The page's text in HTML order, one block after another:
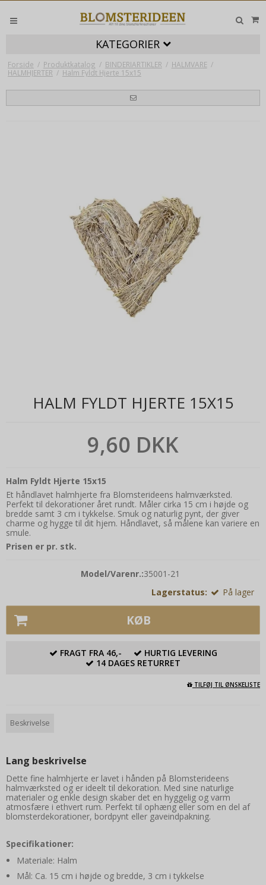
KATEGORIER
Forside / Produktkatalog / BINDERIARTIKLER / HALMVARE /
HALMHJERTER / Halm Fyldt Hjerte 15x15
HALM FYLDT HJERTE 15X15
9,60 DKK
Halm Fyldt Hjerte 15x15
Et håndlavet halmhjerte fra Blomsterideens halmværksted.
Perfekt til dekorationer året rundt. Måler cirka 15 cm i højde og
bredde samt 3 cm i tykkelse. Smuk og naturlig pynt, der giver
charme og hygge til dit hjem. Håndlavet, så målene kan variere en
smule.
Prisen er pr. stk.
Model/Varenr.:35001-21
Lagerstatus:
På lager
KØB
FRAGT FRA 46,-
HURTIG LEVERING
14 DAGES RETURRET
TILFØJ TIL ØNSKELISTE
Beskrivelse
Lang beskrivelse
Dette fine halmhjerte er lavet i hånden på Blomsterideens
halmværksted og er ideelt til dekoration. Med sine naturlige
materialer og enkle design skaber det en hyggelig og varm
atmosfære i ethvert rum. Perfekt til ophæng eller som en del af
blomsterdekorationer, bordpynt eller gaveindpakning.
Specifikationer:
Materiale: Halm
Mål: Ca. 15 cm i højde og bredde, 3 cm i tykkelse